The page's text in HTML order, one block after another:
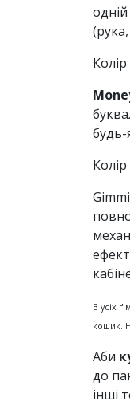
будь-
В усіх
кошик.
Аби
до
інші